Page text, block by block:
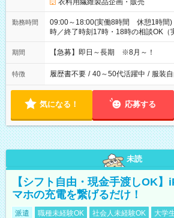
衣料用繊維製品企画・販売
勤務時間
09:00～18:00(実働8時間 休憩1時間
時／終了時刻17時・18時の相談OK（
期間 【急募】即日～長期 ※8月～！
特徴 履歴書不要 / 40～50代活躍中 / 服装
気になる！ 応募する
未読
【シフト自由・現金手渡しOK
マホの充電を繋げるだけ！
派遣 職種未経験OK 社会人未経験OK 大学